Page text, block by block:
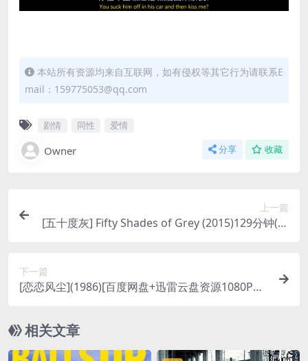
本站所有资源均来自互联网，如有侵权等其它行为请联系E
mail：159775053@qq.com
剧情 同性 爱情
Owner 分享 收藏
上一篇
[五十度灰] Fifty Shades of Grey (2015)129分钟(加
（含解压密码）】
下一篇
[恋恋风尘](1986)[百度网盘+迅雷云盘资源1080P超
相关文章